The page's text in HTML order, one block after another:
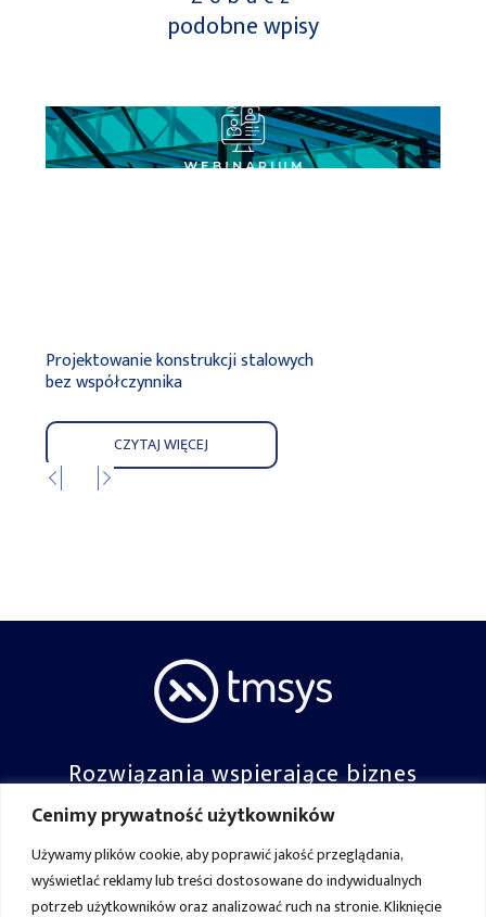
Cenimy prywatność użytkowników
Używamy plików cookie, aby poprawić jakość przeglądania,
wyświetlać reklamy lub treści dostosowane do indywidualnych
potrzeb użytkowników oraz analizować ruch na stronie. Kliknięcie
podobne wpisy
Projektowanie konstrukcji stalowych
bez współczynnika
CZYTAJ WIĘCEJ
Rozwiązania wspierające biznes
Dołącz do nas: